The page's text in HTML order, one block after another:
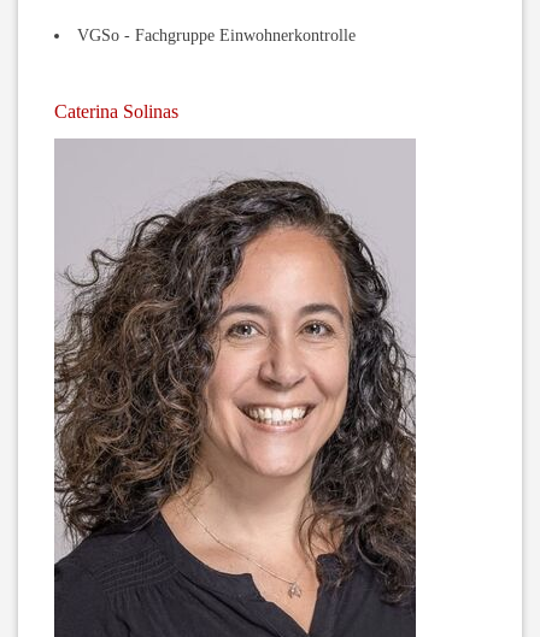
VGSo - Fachgruppe Einwohnerkontrolle
Caterina Solinas